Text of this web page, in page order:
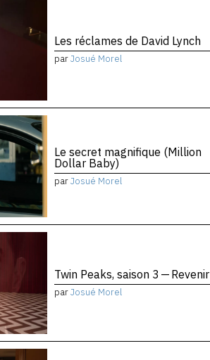
Les réclames de David Lynch
parJosué Morel
Le secret magnifique (Million
Dollar Baby)
parJosué Morel
Twin Peaks, saison 3 — Revenir
parJosué Morel